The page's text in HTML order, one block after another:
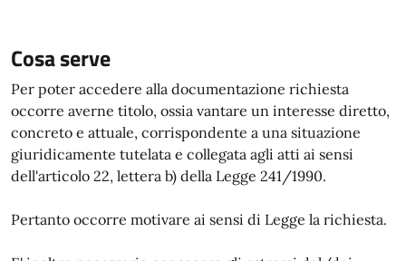
Cosa serve
Per poter accedere alla documentazione richiesta
occorre averne titolo, ossia vantare un interesse diretto,
concreto e attuale, corrispondente a una situazione
giuridicamente tutelata e collegata agli atti ai sensi
dell'articolo 22, lettera b) della Legge 241/1990.
Pertanto occorre motivare ai sensi di Legge la richiesta.